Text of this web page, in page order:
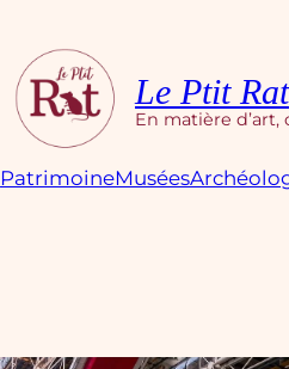
Le Ptit Rat
En matière d’art,
PatrimoineMusées